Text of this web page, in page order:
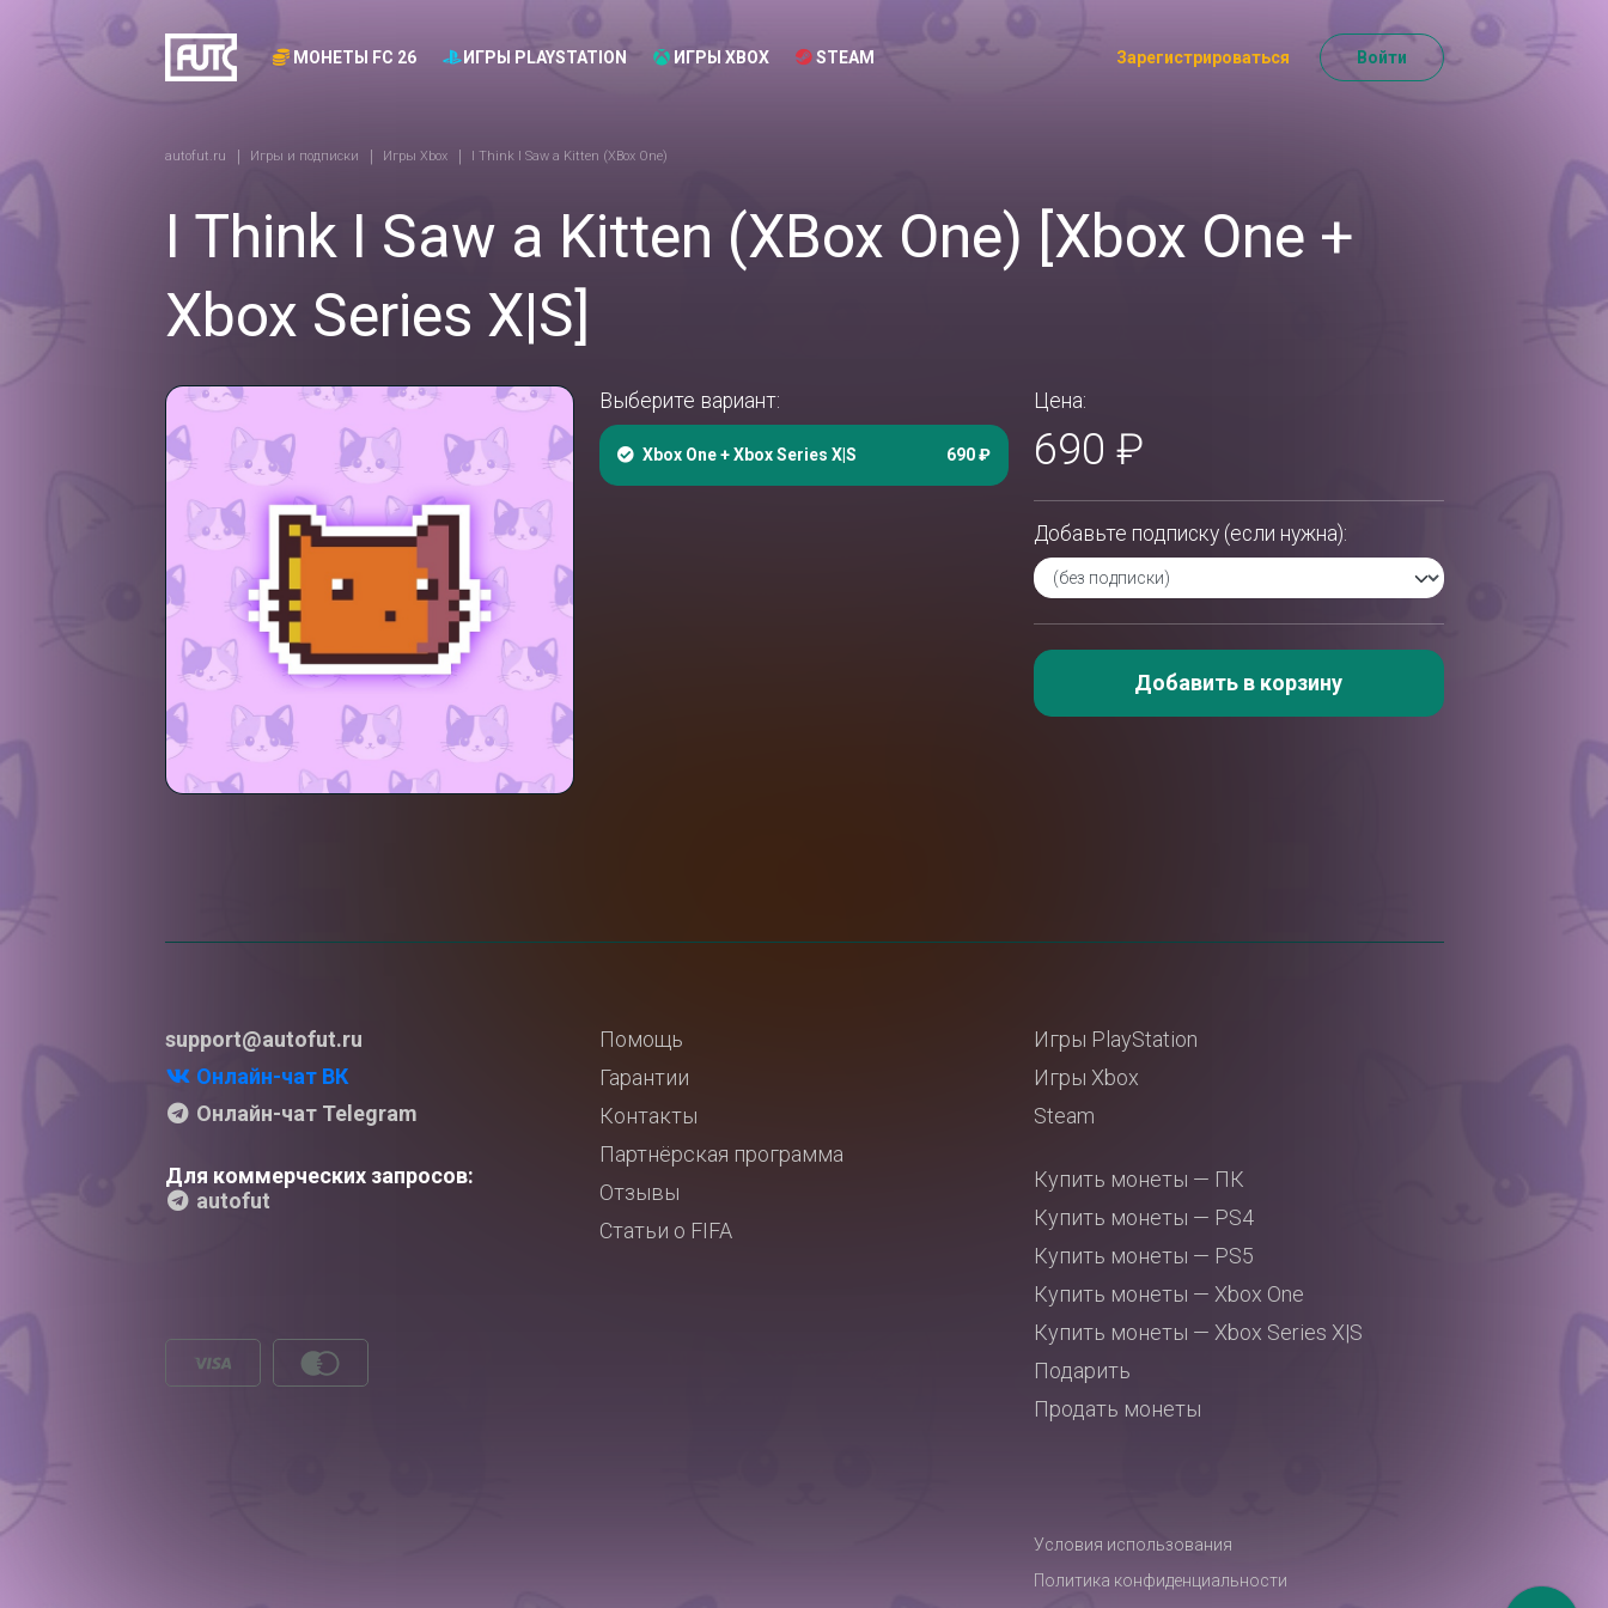
МОНЕТЫ FC 26 ИГРЫ PLAYSTATION ИГРЫ XBOX STEAM Зарегистрироваться Войти
autofut.ru Игры и подписки Игры Xbox I Think I Saw a Kitten (XBox One)
I Think I Saw a Kitten (XBox One) [Xbox One +
Xbox Series X|S]
Выберите вариант:
Xbox One + Xbox Series X|S 690 ₽
Цена:
690 ₽
Добавьте подписку (если нужна):
Добавить в корзину
support@autofut.ru
Онлайн-чат ВК
Онлайн-чат Telegram
Для коммерческих запросов:
autofut
Помощь
Гарантии
Контакты
Партнёрская программа
Отзывы
Статьи о FIFA
Игры PlayStation
Игры Xbox
Steam
Купить монеты — ПК
Купить монеты — PS4
Купить монеты — PS5
Купить монеты — Xbox One
Купить монеты — Xbox Series X|S
Подарить
Продать монеты
Условия использования
Политика конфиденциальности